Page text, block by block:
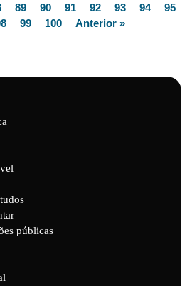
89 90 91 92 93 94
95
99 100 Anterior »
públicas